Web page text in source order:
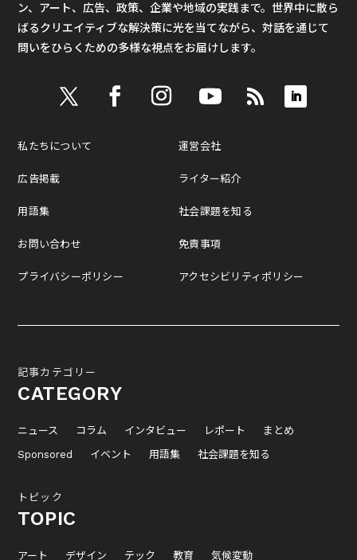
ン、アート、広告、政策、企業や地域の実践まで。世界中に散ら
ばるクリエイティブな解決策に光を当てながら、対話を通じて
問いをひらくための多様な視点をお届けします。
私たちについて
広告掲載
用語集
お問い合わせ
プライバシーポリシー
運営会社
ライター紹介
社会課題を知る
免責事項
アクセシビリティポリシー
記事カテゴリー
CATEGORY
ニュース コラム インタビュー レポート
まとめ
Sponsored
イベント 用語集 社会課題を知る
トピック
TOPIC
アート デザイン テック 教育 気候変動